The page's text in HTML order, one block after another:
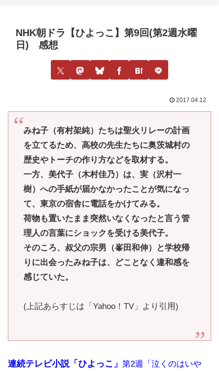
NHK朝ドラ【ひよっこ】第9回(第2週水曜
日) 感想
2017.04.12
みね子（有村架純）たちは聖火リレーの計画
を立てるため、高校の先生たちに奥茨城村の
歴史やトーチの作り方などを取材する。
一方、美代子（木村佳乃）は、実（沢村一
樹）への手紙が届かなかったことが気になっ
て、東京の宿舎に電話をかけてみる。
荷物も置いたまま突然いなくなったと言う管
理人の言葉にショックを受ける美代子。
そのころ、叔父の宗男（峯田和伸）と学校帰
りに出会ったみね子は、どことなく違和感を
感じていた。
(上記あらすじは「Yahoo！TV」より引用)
連続テレビ小説「ひよっこ」 第2週「泣くのはいや